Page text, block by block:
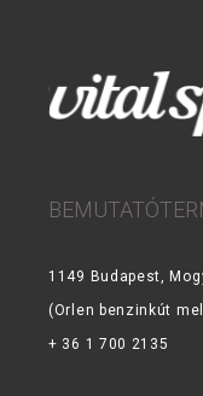
1149 Budapest,
(Orlen benzinkút
+ 36 1 700 2135